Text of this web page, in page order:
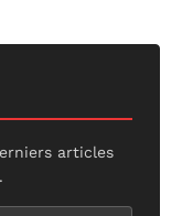
articles